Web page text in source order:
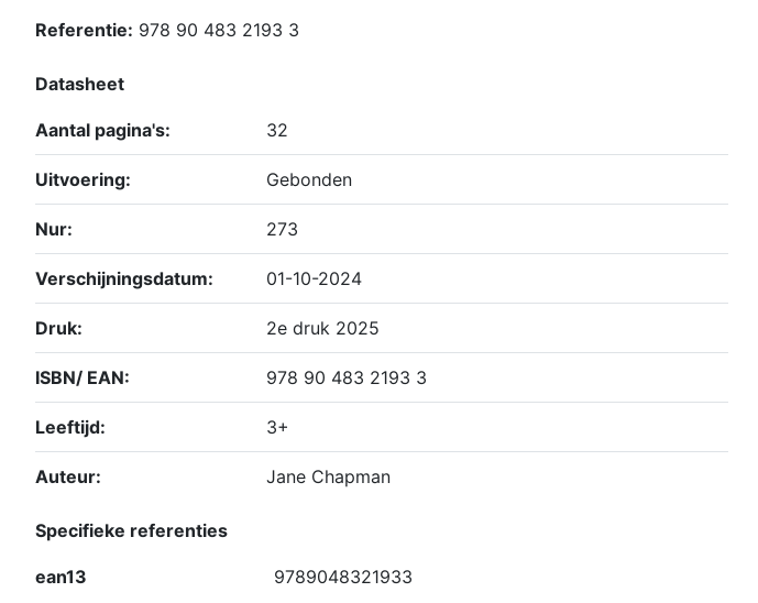
Referentie: 978 90 483 2193 3
Datasheet
Aantal pagina's: 32
Uitvoering: Gebonden
Nur: 273
Verschijningsdatum: 01-10-2024
Druk: 2e druk 2025
ISBN/ EAN: 978 90 483 2193 3
Leeftijd: 3+
Auteur: Jane Chapman
Specifieke referenties
ean13 9789048321933